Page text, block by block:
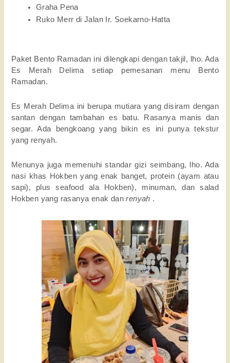
Graha Pena
Ruko Merr di Jalan Ir. Soekarno-Hatta
Paket Bento Ramadan ini dilengkapi dengan takjil, lho. Ada
Es Merah Delima setiap pemesanan menu Bento
Ramadan.
Es Merah Delima ini berupa mutiara yang disiram dengan
santan dengan tambahan es batu.
Rasanya manis dan
segar. Ada bengkoang yang bikin es ini punya tekstur
yang renyah.
Menunya juga memenuhi standar gizi seimbang, lho. Ada
nasi khas Hokben yang enak banget, protein (ayam atau
sapi), plus seafood ala Hokben), minuman, dan salad
Hokben yang rasanya enak dan renyah .